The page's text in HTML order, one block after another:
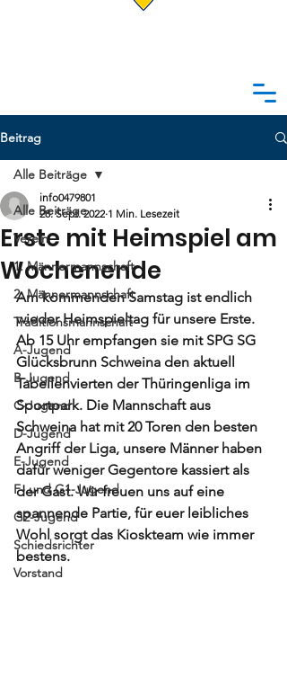
Beitrag
Alle Beiträge
Verein
1. Männermannschaft
2. Männermannschaft
Traditionsmannschaft
A-Jugend
B-Jugend
C-Jugend
D-Jugend
E-Jugend
F- und G1-Jugend
G2-Jugend
Schiedsrichter
Vorstand
Alle Beiträge
Erste mit Heimspiel am
Wochenende
info0479801
28. Sept. 2022 1 Min. Lesezeit
Am kommenden Samstag ist endlich
wieder Heimspieltag für unsere Erste.
Ab 15 Uhr empfangen sie mit SPG SG
Glücksbrunn Schweina den aktuell
Tabellenvierten der Thüringenliga im
Sportpark. Die Mannschaft aus
Schweina hat mit 20 Toren den besten
Angriff der Liga, unsere Männer haben
dafür weniger Gegentore kassiert als
der Gast. Wir freuen uns auf eine
spannende Partie, für euer leibliches
Wohl sorgt das Kioskteam wie immer
bestens.